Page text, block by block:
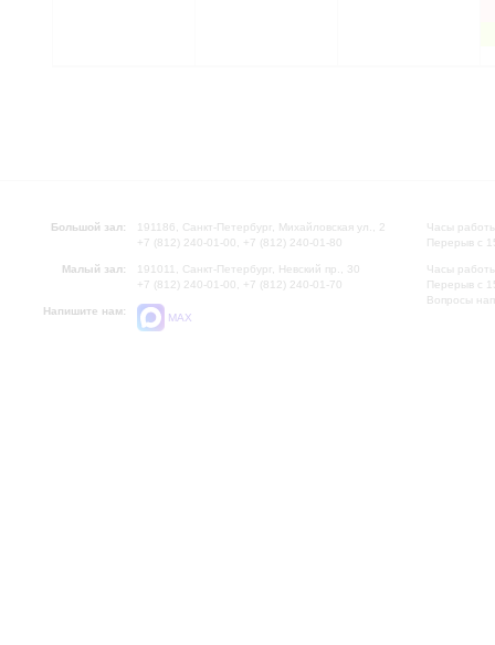
Большой зал:
191186, Санкт-Петербург, Михайловская ул., 2
+7 (812) 240-01-00, +7 (812) 240-01-80
Малый зал:
191011, Санкт-Петербург, Невский пр., 30
+7 (812) 240-01-00, +7 (812) 240-01-70
Напишите нам:
MAX
Часы
Перерыв с
Часы
Перерыв с
Вопросы